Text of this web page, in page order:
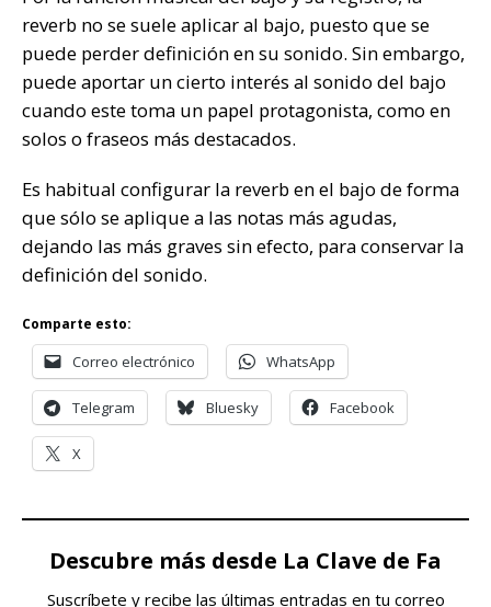
reverb no se suele aplicar al bajo, puesto que se
puede perder definición en su sonido. Sin embargo,
puede aportar un cierto interés al sonido del bajo
cuando este toma un papel protagonista, como en
solos o fraseos más destacados.
Es habitual configurar la reverb en el bajo de forma
que sólo se aplique a las notas más agudas,
dejando las más graves sin efecto, para conservar la
definición del sonido.
Comparte esto:
Correo electrónico WhatsApp
Telegram Bluesky Facebook
X
Descubre más desde La Clave de Fa
Suscríbete y recibe las últimas entradas en tu correo